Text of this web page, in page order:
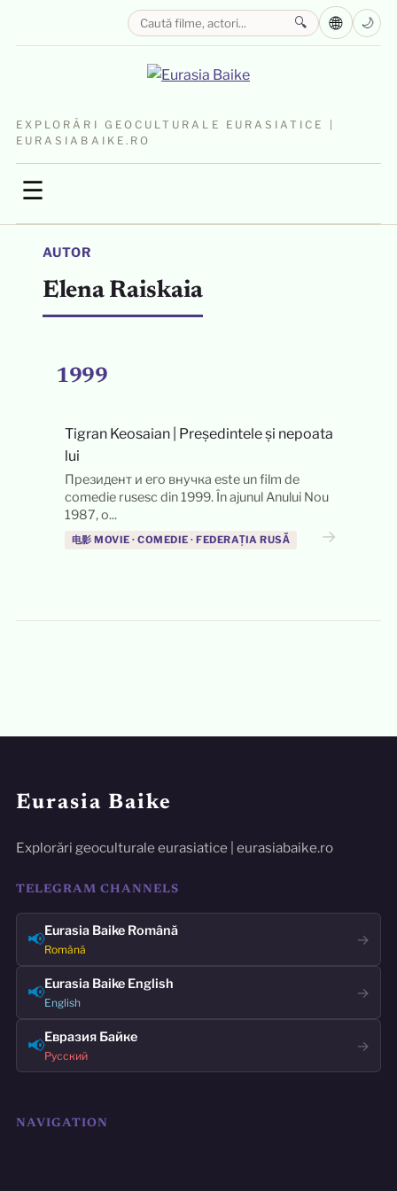
EXPLORĂRI GEOCULTURALE EURASIATICE |
EURASIABAIKE.RO
☰
🔍 🌐 🌙
AUTOR
Elena Raiskaia
1999
Tigran Keosaian Președintele și nepoata
lui
Президент и его внучка este un film de
comedie rusesc din 1999. În ajunul Anului Nou
1987, o...
电影 MOVIE · COMEDIE · FEDERAȚIA RUSĂ →
Eurasia Baike
Explorări geoculturale eurasiatice | eurasiabaike.ro
TELEGRAM CHANNELS
📢Eurasia Baike Română
Română
→
📢Eurasia Baike English
English
→
📢Евразия Байке
Русский
→
NAVIGATION